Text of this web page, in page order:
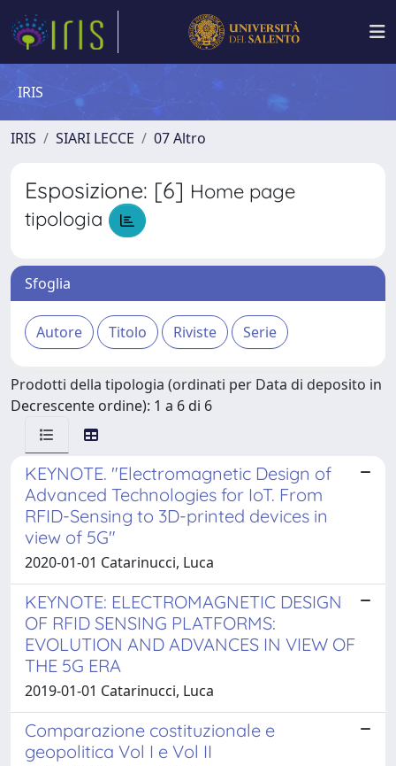
IRIS
IRIS SIARI LECCE 07 Altro
Esposizione: [6] Home page
tipologia
Sfoglia
Prodotti della tipologia (ordinati per Data di deposito in
Decrescente ordine): 1 a 6 di 6
KEYNOTE. "Electromagnetic Design of
Advanced Technologies for IoT. From
RFID-Sensing to 3D-printed devices in
view of 5G"
2020-01-01 Catarinucci, Luca
KEYNOTE: ELECTROMAGNETIC DESIGN
OF RFID SENSING PLATFORMS:
EVOLUTION AND ADVANCES IN VIEW OF
THE 5G ERA
2019-01-01 Catarinucci, Luca
Comparazione costituzionale e
geopolitica Vol I e Vol II